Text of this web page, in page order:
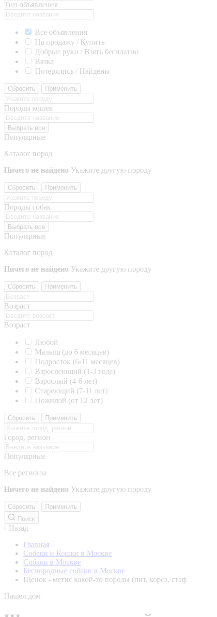
Тип объявления
Все объявления
На продажу / Купить
Добрые руки / Взять бесплатно
Вязка
Потерялись / Найдены
Сбросить Применить
Породы кошек
Выбрать все
Популярные
Каталог пород
Ничего не найдено Укажите другую породу
Сбросить Применить
Породы собак
Выбрать все
Популярные
Каталог пород
Ничего не найдено Укажите другую породу
Сбросить Применить
Возраст
Возраст
Любой
Малыш (до 6 месяцев)
Подросток (6-11 месяцев)
Взрослеющий (1-3 года)
Взрослый (4-6 лет)
Стареющий (7-11 лет)
Пожилой (от 12 лет)
Сбросить Применить
Город, регион
Популярные
Все регионы
Ничего не найдено Укажите другую породу
Сбросить
Применить
Поиск
Назад
Главная
Собаки и Кошки в Москве
Собаки в Москве
Беспородные собаки в Москве
Щенок - метис какой-то породы (пит, корса, стаф
Нашел дом